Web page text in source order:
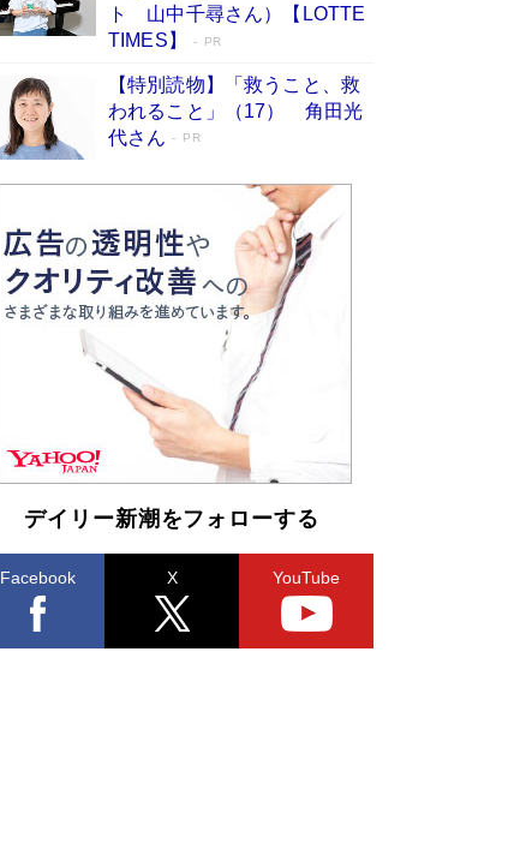
美輪明宏 晩年の回答を集めた『ほほえんで生き
るための人生相談』がランクイン［エンターテイ
メントベストセラー］
Book Bang
「『火垂るの墓』は、大嘘である」原作者が抱き
続けた“自責の念”とは…「自己憐憫は描きたくな
い」監督が徹底的にこだわったこと（後編） #
戦争の記憶
Book Bang
「叱って伸びるやつは、褒めたらもっと伸びる」
俳優・高嶋政伸が家族に教わった“人を育てるコ
ツ”…芸への考え方を明かす
Book Bang
東野圭吾、伊坂幸太郎の人気シリーズ最新作どち
らも文庫化 映画化された直木賞受賞作もランク
イン［文庫ベストセラー］
Book Bang
ト 山中千尋さん）【LOTTE
TIMES】
PR
【特別読物】「救うこと、救
われること」（17） 角田光
代さん
PR
デイリー新潮をフォローする
Facebook X YouTube